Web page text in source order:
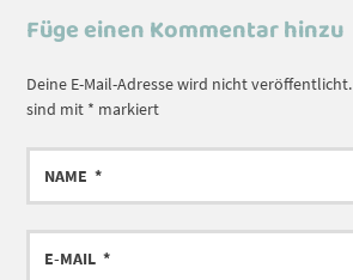
Füge einen Kommentar hinzu
Deine E-Mail-Adresse wird nicht veröffentlicht.
sind mit * markiert
NAME
E-
MAIL